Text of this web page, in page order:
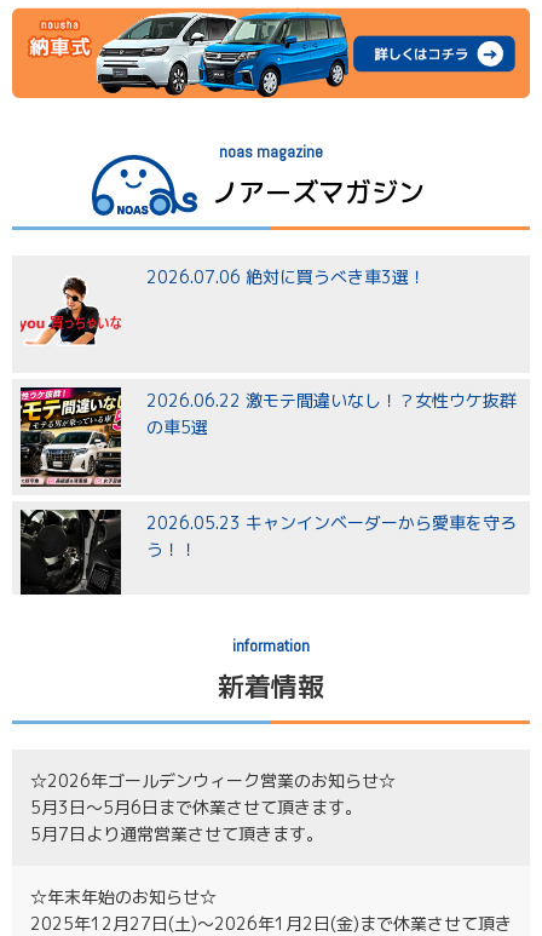
noas magazine
ノアーズマガジン
2026.07.06 絶対に買うべき車3選！
2026.06.22 激モテ間違いなし！？女性ウケ抜群
の車5選
2026.05.23 キャンインベーダーから愛車を守ろ
う！！
2026.04.28 GW店休のお知らせ
2026.04.06 ステップワゴンの進化論
2026.03.08 圧倒的存在感！DAMDでジムニーを
極めよう！
information
新着情報
☆2026年ゴールデンウィーク営業のお知らせ☆
5月3日～5月6日まで休業させて頂きます。
5月7日より通常営業させて頂きます。
☆年末年始のお知らせ☆
2025年12月27日(土)～2026年1月2日(金)まで休業させて頂き